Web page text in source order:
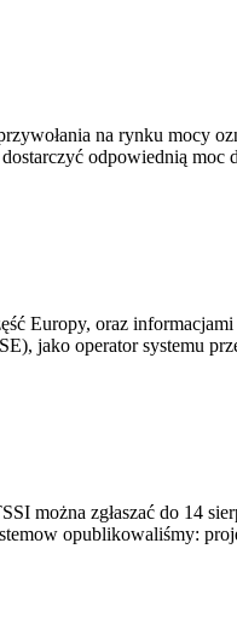
na rynku mocy
odpowiednią moc
Europy, oraz
jako operator systemu
można zgłaszać do 14
opublikowaliśmy: